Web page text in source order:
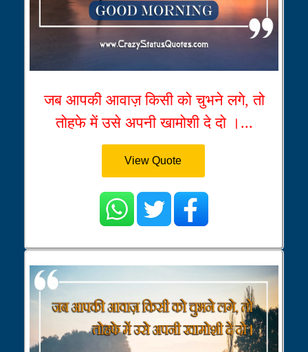
जब आपकी आवाज़ किसी को चुभने लगे, तो
तोहफे में उसे अपनी खामोशी दे दो ।...
View Quote